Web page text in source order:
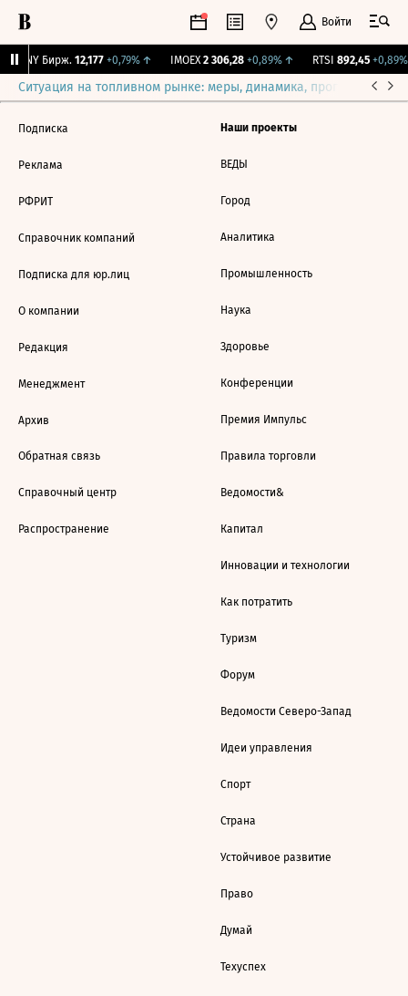
Войти
CNY Бирж. 12,177 +0,79%↑ IMOEX 2 306,28 +0,89%↑ RTSI 892,45 +0,89%
Ситуация на топливном рынке: меры, динамика, прогнозы
Подписка
Реклама
РФРИТ
Справочник компаний
Подписка для юр.лиц
О компании
Редакция
Менеджмент
Архив
Обратная связь
Справочный центр
Распространение
Наши проекты
ВЕДЫ
Город
Аналитика
Промышленность
Наука
Здоровье
Конференции
Премия Импульс
Правила торговли
Ведомости&
Капитал
Инновации и технологии
Как потратить
Туризм
Форум
Ведомости Северо-Запад
Идеи управления
Спорт
Страна
Устойчивое развитие
Право
Думай
Техуспех